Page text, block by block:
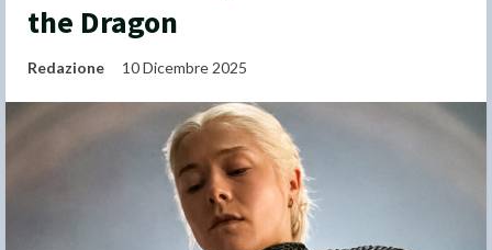
the Dragon
Redazione 10 Dicembre 2025